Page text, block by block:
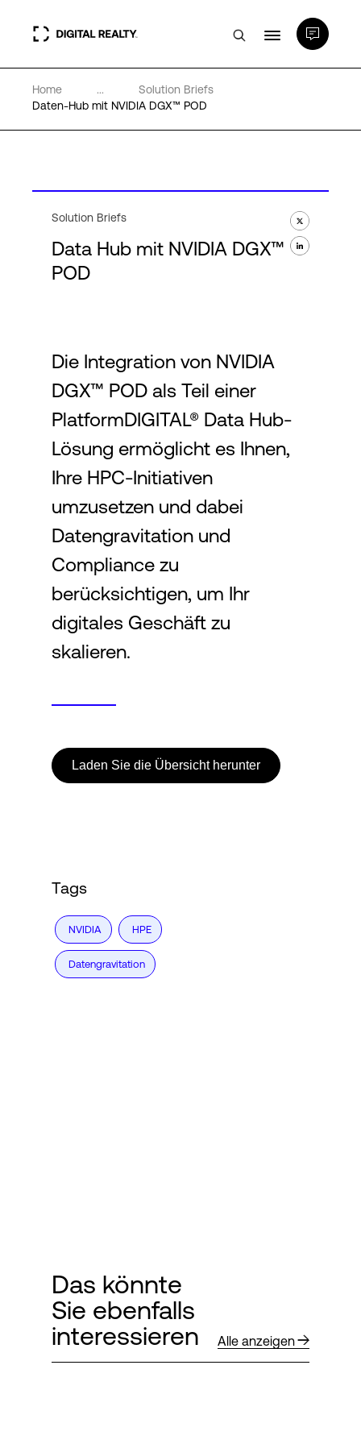
Rechenzentren
Wissenswertes
Language
Login
Home ...
Solution Briefs
Daten-Hub mit NVIDIA DGX™ POD
Solution Briefs
Data Hub mit NVIDIA DGX™
POD
Die Integration von NVIDIA
DGX™ POD als Teil einer
PlatformDIGITAL® Data Hub-
Lösung ermöglicht es Ihnen,
Ihre HPC-Initiativen
umzusetzen und dabei
Datengravitation und
Compliance zu
berücksichtigen, um Ihr
digitales Geschäft zu
skalieren.
Laden Sie die Übersicht herunter
Tags
NVIDIA HPE
Datengravitation
Das könnte
Sie ebenfalls
interessieren
Alle anzeigen